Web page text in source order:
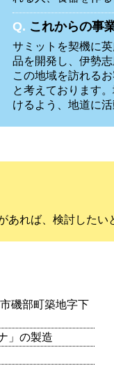
Q. これからの事
サミットを契機に
品を開発し、伊勢
この地域を訪れる
と考えております
けるよう、地道に
れば、検討したい
磯部町築地字下
」の製造